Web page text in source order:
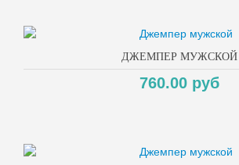
ДЖЕМПЕР МУЖСКОЙ
760.00 руб